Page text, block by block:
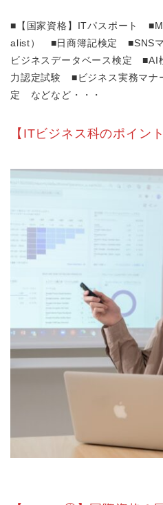
■【国家資格】ITパスポート
alist） ■日商簿記検定 ■SNS
ビジネスデータベース検定
力認定試験 ■ビジネス実務マ
定 などなど・・・
【 ITビジネス科のポイント